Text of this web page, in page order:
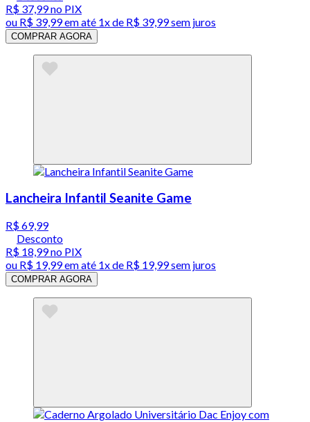
R$ 37,99no PIX
ou R$ 39,99em até 1x de R$ 39,99sem juros
COMPRAR AGORA
Lancheira Infantil Seanite Game
R$ 69,99
Desconto
R$ 18,99no PIX
ou R$ 19,99em até 1x de R$ 19,99sem juros
COMPRAR AGORA